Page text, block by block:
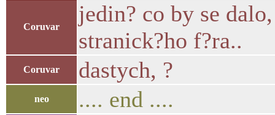
Coruvar
jedin? co by se
stranick?ho f?ra..
Coruvar dastych, ?
neo .... end ....